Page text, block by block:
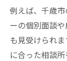
例えば、千歳
ーの個別面談
も見受けられ
に合った相談所